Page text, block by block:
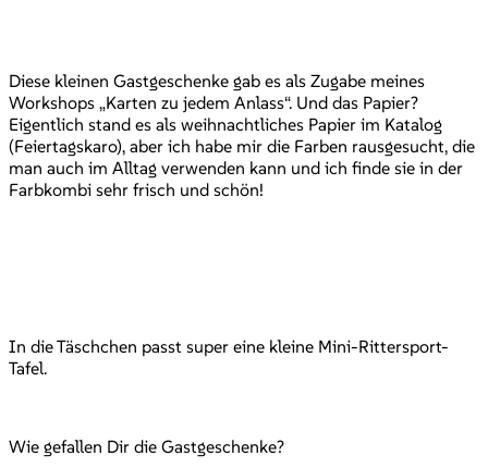
Diese kleinen Gastgeschenke gab es als Zugabe meines
Workshops „Karten zu jedem Anlass“. Und das Papier?
Eigentlich stand es als weihnachtliches Papier im Katalog
(Feiertagskaro), aber ich habe mir die Farben rausgesucht, die
man auch im Alltag verwenden kann und ich finde sie in der
Farbkombi sehr frisch und schön!
In die Täschchen passt super eine kleine Mini-Rittersport-
Tafel.
Wie gefallen Dir die Gastgeschenke?